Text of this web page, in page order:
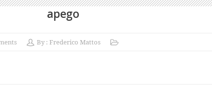
apego
By : Frederico Mattos